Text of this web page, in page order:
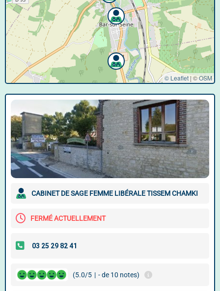
© Leaflet |©OSM
CABINET DE SAGE FEMME LIBÉRALE TISSEM CHAMKI
FERMÉ ACTUELLEMENT
(5.0/5 | - de 10 notes)